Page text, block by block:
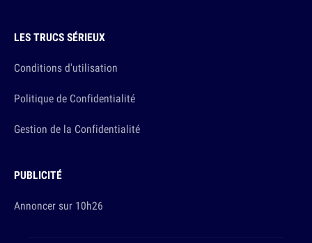
LES TRUCS SÉRIEUX
Conditions d'utilisation
Politique de Confidentialité
Gestion de la Confidentialité
PUBLICITÉ
Annoncer sur 10h26